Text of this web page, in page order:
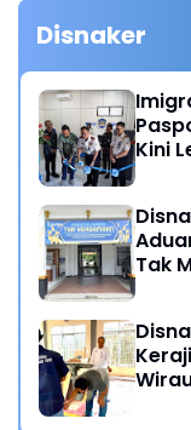
Disnaker
Kini
Tak